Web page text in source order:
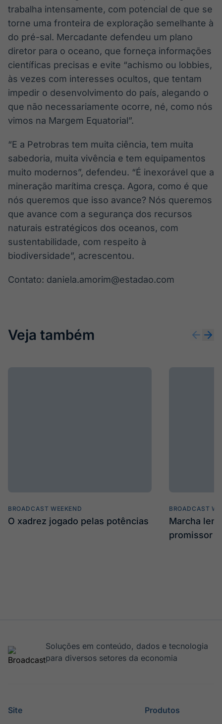
trabalha intensamente, com potencial de que se
torne uma fronteira de exploração semelhante à
do pré-sal. Mercadante defendeu um plano
diretor para o oceano, que forneça informações
científicas precisas e evite “achismo ou lobbies,
às vezes com interesses ocultos, que tentam
impedir o desenvolvimento do país, alegando o
que não necessariamente ocorre, né, como nós
vimos na Margem Equatorial”.
“E a Petrobras tem muita ciência, tem muita
sabedoria, muita vivência e tem equipamentos
muito modernos”, defendeu. “É inexorável que a
mineração marítima cresça. Agora, como é que
nós queremos que isso avance? Nós queremos
que avance com a segurança dos recursos
naturais estratégicos dos oceanos, com
sustentabilidade, com respeito à
biodiversidade”, acrescentou.
Contato: daniela.amorim@estadao.com
Veja também
BROADCAST WEEKEND
O xadrez jogado pelas potências
BROADCAST
Marcha
promissor
Soluções em conteúdo, dados e tecnologia
para diversos setores da economia
Site Produtos